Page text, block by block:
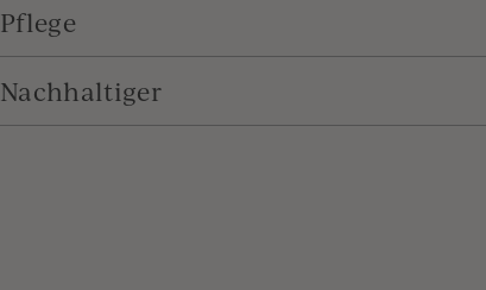
Pflege
Nachhaltiger